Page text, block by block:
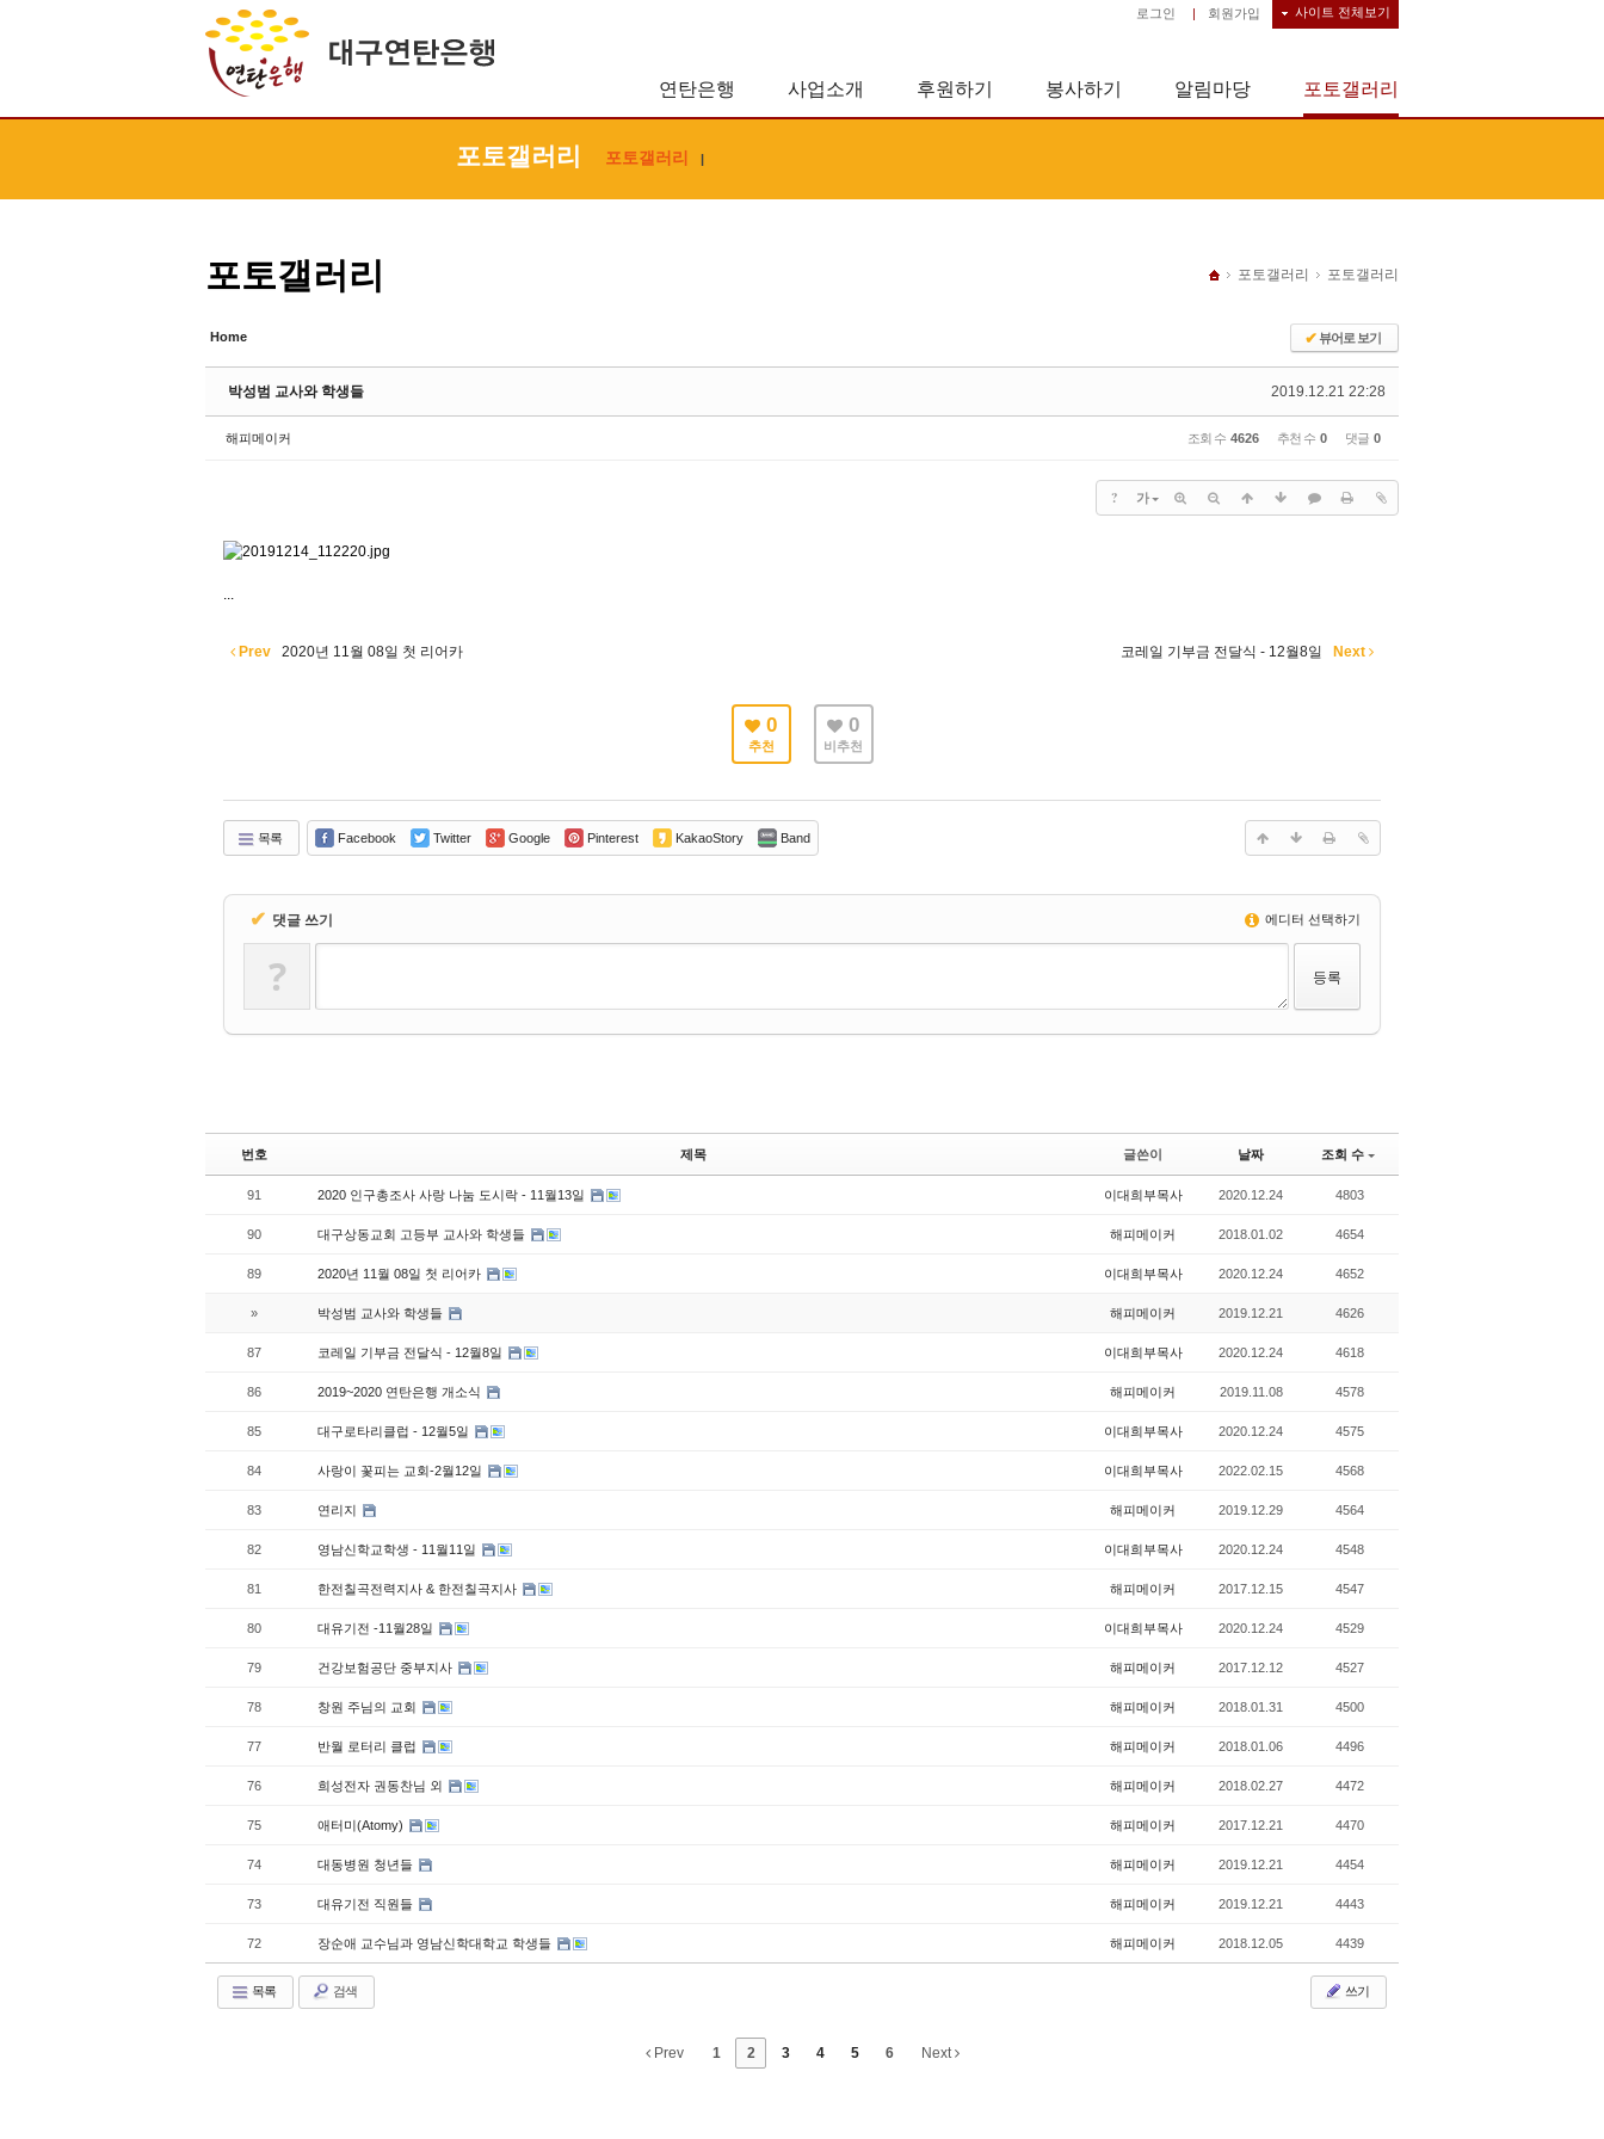
사이트 전체보기
로그인 | 회원가입
연탄은행 사업소개 후원하기 봉사하기 알림마당 포토갤러리
포토갤러리 포토갤러리 |
포토갤러리 포토갤러리 포토갤러리
Home ✔뷰어로 보기
2019.12.21 22:28
박성범 교사와 학생들
해피메이커 조회 수 4626 추천 수 0 댓글 0
? 가
...
Prev 2020년 11월 08일 첫 리어카 코레일 기부금 전달식 - 12월8일 Next
0
추천
0
비추천
목록 Facebook Twitter Google Pinterest KakaoStory Band
✔ 댓글 쓰기 에디터 선택하기
?
번호 제목 글쓴이 날짜 조회 수
91 2020 인구총조사 사랑 나눔 도시락 - 11월13일 이대희부목사 2020.12.24 4803
90 대구상동교회 고등부 교사와 학생들 해피메이커 2018.01.02 4654
89 2020년 11월 08일 첫 리어카 이대희부목사 2020.12.24 4652
» 박성범 교사와 학생들 해피메이커 2019.12.21 4626
87 코레일 기부금 전달식 - 12월8일 이대희부목사 2020.12.24 4618
86 2019~2020 연탄은행 개소식 해피메이커 2019.11.08 4578
85 대구로타리클럽 - 12월5일 이대희부목사 2020.12.24 4575
84 사랑이 꽃피는 교회-2월12일 이대희부목사 2022.02.15 4568
83 연리지 해피메이커 2019.12.29 4564
82 영남신학교학생 - 11월11일 이대희부목사 2020.12.24 4548
81 한전칠곡전력지사 & 한전칠곡지사 해피메이커 2017.12.15 4547
80 대유기전 -11월28일 이대희부목사 2020.12.24 4529
79 건강보험공단 중부지사 해피메이커 2017.12.12 4527
78 창원 주님의 교회 해피메이커 2018.01.31 4500
77 반월 로터리 클럽 해피메이커 2018.01.06 4496
76 희성전자 권동찬님 외 해피메이커 2018.02.27 4472
75 애터미(Atomy) 해피메이커 2017.12.21 4470
74 대동병원 청년들 해피메이커 2019.12.21 4454
73 대유기전 직원들 해피메이커 2019.12.21 4443
72 장순애 교수님과 영남신학대학교 학생들 해피메이커 2018.12.05 4439
목록 검색 쓰기
Prev 1 2 3 4 5 6 Next